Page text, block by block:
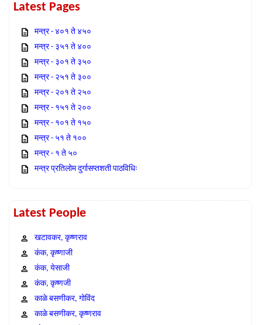
Latest Pages
मन्त्र - ४०१ ते ४५०
मन्त्र - ३५१ ते ४००
मन्त्र - ३०१ ते ३५०
मन्त्र - २५१ ते ३००
मन्त्र - २०१ ते २५०
मन्त्र - १५१ ते २००
मन्त्र - १०१ ते १५०
मन्त्र - ५१ ते १००
मन्त्र - १ ते ५०
मन्त्र प्रतिलोम दुर्गासप्तशती पाठविधिः
Latest People
खटावकर, कृष्णराव
कंक, कृष्णाजी
कंक, येसाजी
कंक, कृष्णजी
काळे बसणीकर, गोविंद
काळे बसणीकर, कृष्णराव